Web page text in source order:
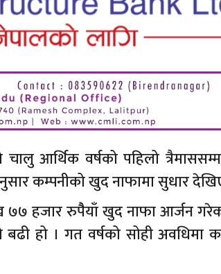
आर्थिक वर्षको पहिलो
कम्पनीको खुद नाफामा सुधार
हजार रुपैैयाँ खुद नाफा आर्जन
हो । गत वर्षको सोही अवधिमा